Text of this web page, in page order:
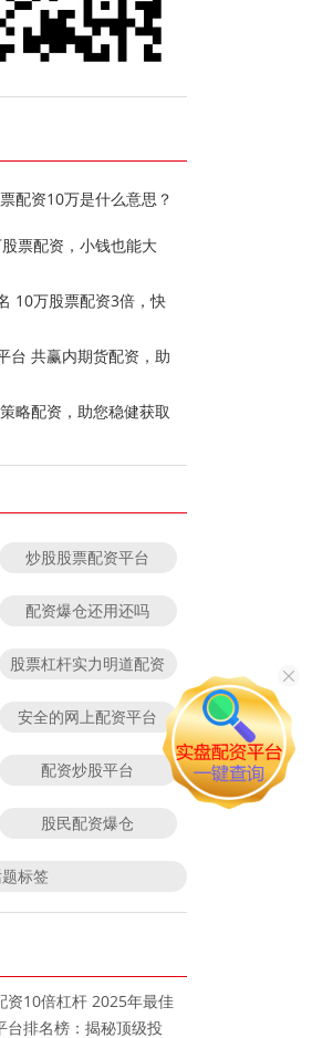
配资10万是什么意思？
票配资，小钱也能大
10万股票配资3倍，快
台 共赢内期货配资，助
略配资，助您稳健获取
炒股股票配资平台
配资爆仓还用还吗
股票杠杆实力明道配资
安全的网上配资平台
配资炒股平台
股民配资爆仓
标签
资10倍杠杆 2025年最佳
台排名榜：揭秘顶级投